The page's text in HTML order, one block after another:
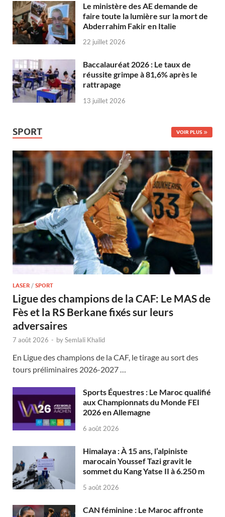
Le ministère des AE demande de
faire toute la lumière sur la mort de
Abderrahim Fakir en Italie
22 juillet 2026
Baccalauréat 2026 : Le taux de
réussite grimpe à 81,6% après le
rattrapage
13 juillet 2026
SPORT VOIR PLUS
LASER / SPORT
Ligue des champions de la CAF: Le MAS de
Fès et la RS Berkane fixés sur leurs
adversaires
7 août 2026 - bySemlali Khalid
En Ligue des champions de la CAF, le tirage au sort des
tours préliminaires 2026-2027 …
Sports Équestres : Le Maroc qualifié
aux Championnats du Monde FEI
2026 en Allemagne
6 août 2026
Himalaya : À 15 ans, l’alpiniste
marocain Youssef Tazi gravit le
sommet du Kang Yatse II à 6.250 m
5 août 2026
CAN féminine : Le Maroc affronte